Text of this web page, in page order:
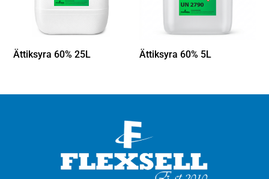
Ättiksyra 60% 25L Ättiksyra 60% 5L